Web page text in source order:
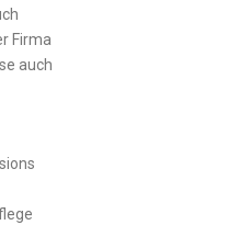
Firma
auch